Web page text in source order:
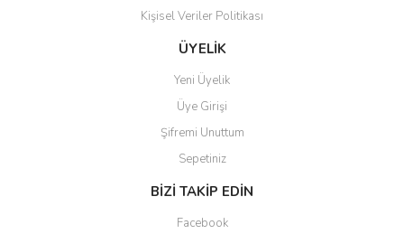
Kişisel Veriler Politikası
ÜYELİK
Yeni Üyelik
Üye Girişi
Şifremi Unuttum
Sepetiniz
BİZİ TAKİP EDİN
Facebook